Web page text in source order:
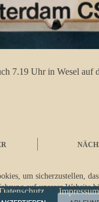
um sicherzustellen,
auf unserer Website
7.19 Uhr in Wesel auf
Impressum